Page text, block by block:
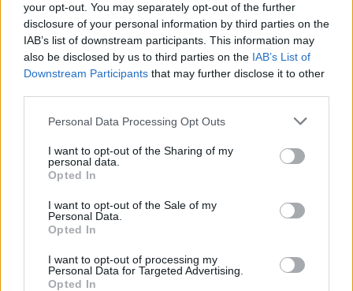
your opt-out. You may separately opt-out of the further
disclosure of your personal information by third parties on the
IAB’s list of downstream participants. This information may
also be disclosed by us to third parties on the IAB’s List of
Downstream Participants that may further disclose it to other
Please note that this website/app uses one or more Google
not limited to your visit or usage behaviour. You may click to
grant or deny consent to Google and its third-party tags to
use your data for below specified purposes in below Google
consent section.
Personal Data Processing Opt Outs
I want to opt-out of the Sharing of my
personal data.
Opted In
I want to opt-out of the Sale of my
Personal Data.
Opted In
I want to opt-out of processing my
Personal Data for Targeted Advertising.
Opted In